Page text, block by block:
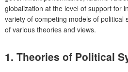
globalization at the level of support for
variety of competing models of political
of various theories and views.
1. Theories of Political